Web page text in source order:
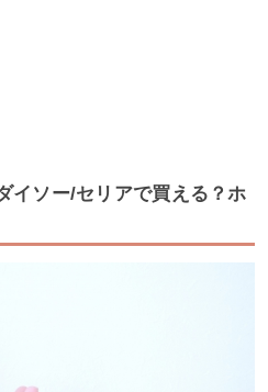
イソー/セリアで買える？ホ